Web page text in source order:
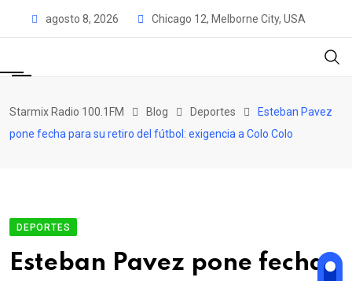
agosto 8, 2026 Chicago 12, Melborne City, USA
Starmix Radio 100.1FM Blog Deportes
Esteban Pavez
pone fecha para su retiro del fútbol: exigencia a Colo Colo
DEPORTES
Esteban Pavez pone fecha